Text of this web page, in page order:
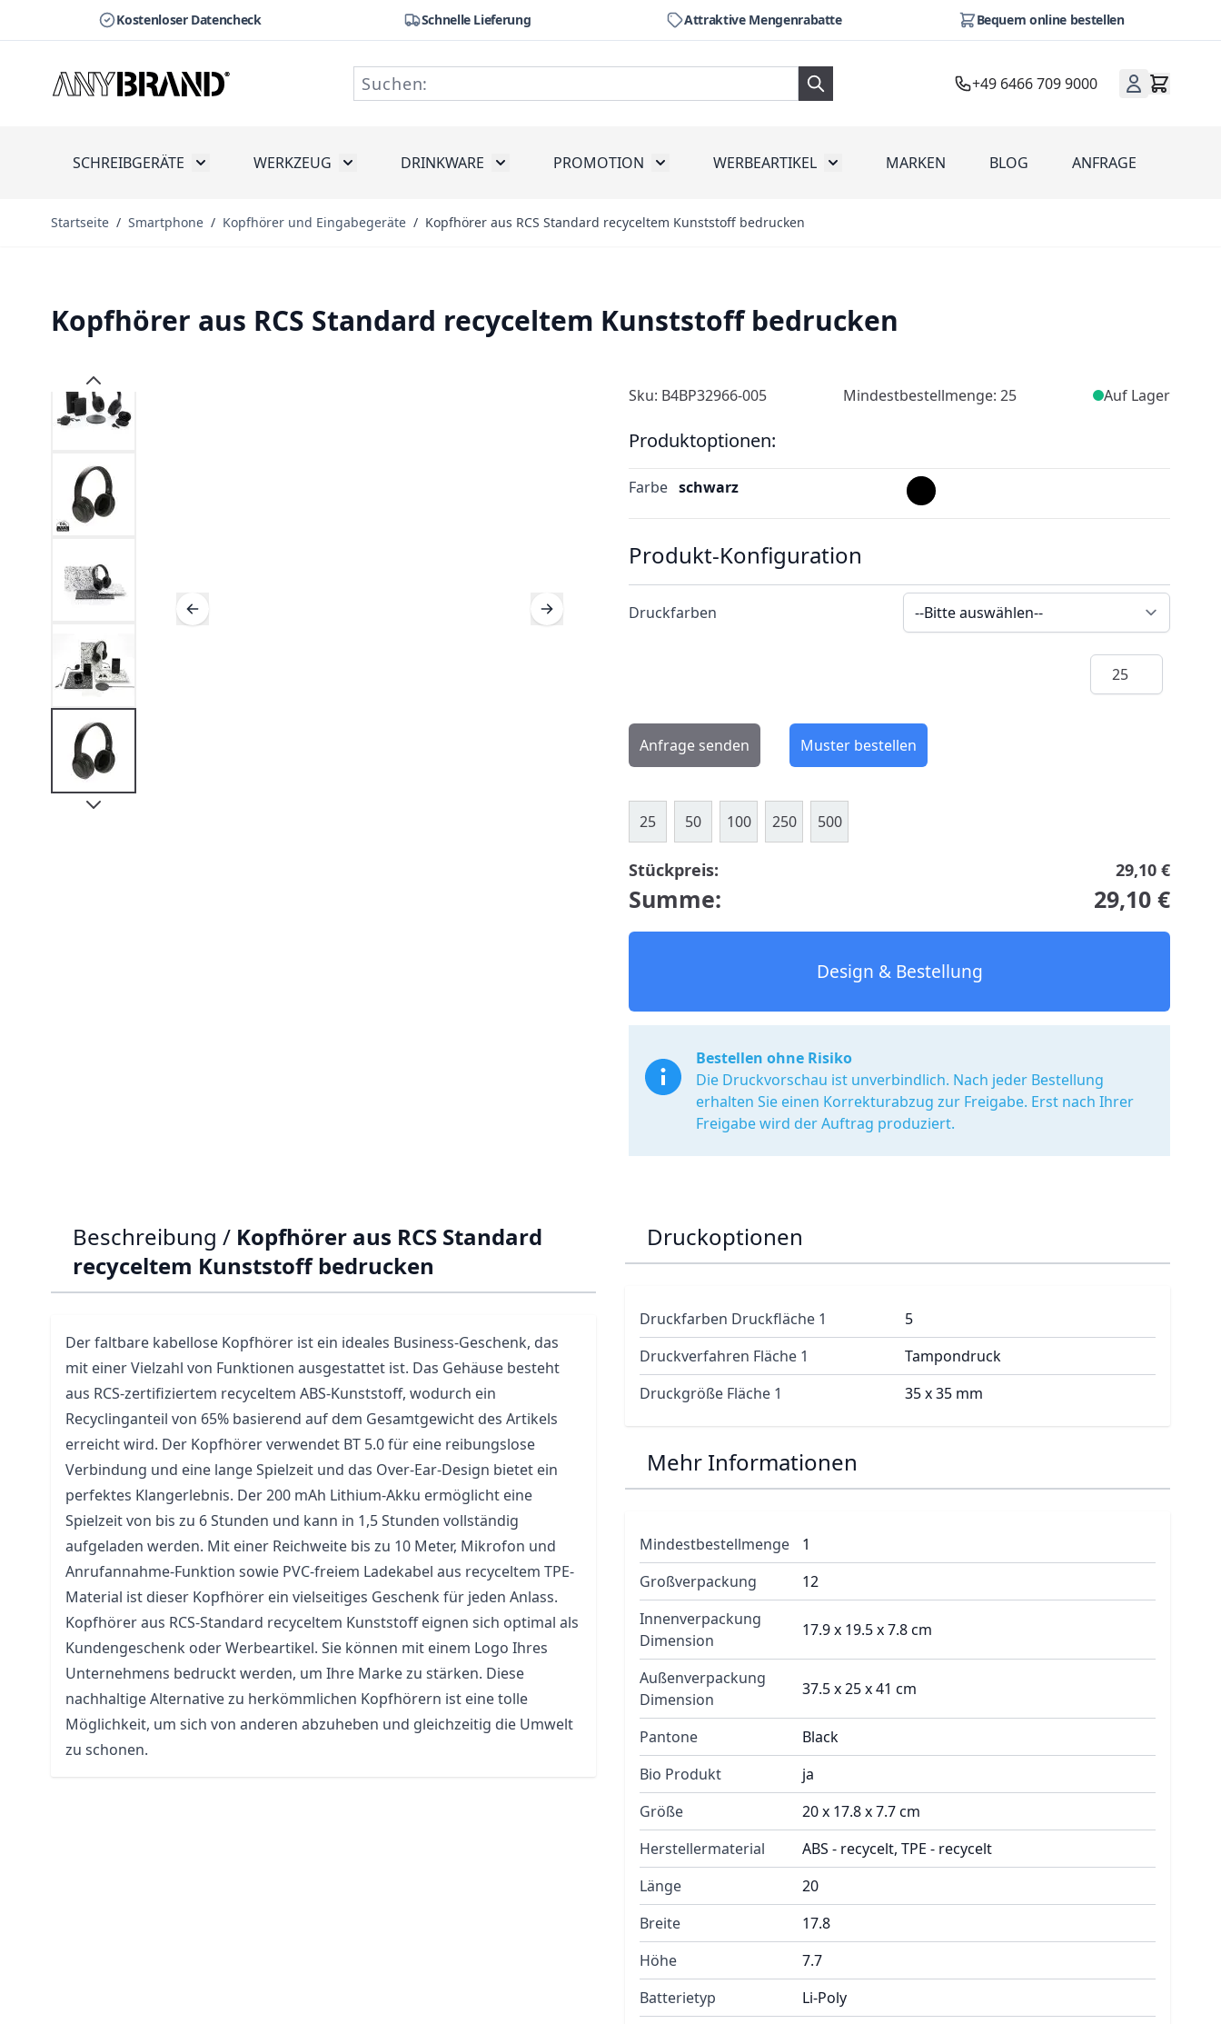
Kostenloser Datencheck Schnelle Lieferung Attraktive Mengenrabatte Bequem online bestellen
+49 6466 709 9000
SCHREIBGERÄTE Toggle submenu for Schreibgeräte
WERKZEUG Toggle submenu for Werkzeug
DRINKWARE Toggle submenu for Drinkware
PROMOTION Toggle submenu for Promotion
WERBEARTIKEL Toggle submenu for Werbeartikel
MARKEN BLOG ANFRAGE
Startseite / Smartphone / Kopfhörer und Eingabegeräte / Kopfhörer aus RCS Standard recyceltem Kunststoff bedrucken
Kopfhörer aus RCS Standard recyceltem Kunststoff bedrucken
Sku: B4BP32966-005 Mindestbestellmenge: 25 Auf Lager
Produktoptionen:
Farbe schwarz
Produkt-Konfiguration
Druckfarben
Menge
Anfrage senden Muster bestellen
25 50 100 250 500
Stückpreis: 29,10 €
Summe: 29,10 €
Design & Bestellung
Bestellen ohne Risiko
Die Druckvorschau ist unverbindlich. Nach jeder Bestellung
erhalten Sie einen Korrekturabzug zur Freigabe. Erst nach Ihrer
Freigabe wird der Auftrag produziert.
Beschreibung / Kopfhörer aus RCS Standard
recyceltem Kunststoff bedrucken
Der faltbare kabellose Kopfhörer ist ein ideales Business-Geschenk, das
mit einer Vielzahl von Funktionen ausgestattet ist. Das Gehäuse besteht
aus RCS-zertifiziertem recyceltem ABS-Kunststoff, wodurch ein
Recyclinganteil von 65% basierend auf dem Gesamtgewicht des Artikels
erreicht wird. Der Kopfhörer verwendet BT 5.0 für eine reibungslose
Verbindung und eine lange Spielzeit und das Over-Ear-Design bietet ein
perfektes Klangerlebnis. Der 200 mAh Lithium-Akku ermöglicht eine
Spielzeit von bis zu 6 Stunden und kann in 1,5 Stunden vollständig
aufgeladen werden. Mit einer Reichweite bis zu 10 Meter, Mikrofon und
Anrufannahme-Funktion sowie PVC-freiem Ladekabel aus recyceltem TPE-
Material ist dieser Kopfhörer ein vielseitiges Geschenk für jeden Anlass.
Kopfhörer aus RCS-Standard recyceltem Kunststoff eignen sich optimal als
Kundengeschenk oder Werbeartikel. Sie können mit einem Logo Ihres
Unternehmens bedruckt werden, um Ihre Marke zu stärken. Diese
nachhaltige Alternative zu herkömmlichen Kopfhörern ist eine tolle
Möglichkeit, um sich von anderen abzuheben und gleichzeitig die Umwelt
zu schonen.
Druckoptionen
Druckfarben Druckfläche 1
5
Druckverfahren Fläche 1
Tampondruck
Druckgröße Fläche 1
35 x 35 mm
Mehr Informationen
Mindestbestellmenge
1
Großverpackung
12
Innenverpackung
Dimension
17.9 x 19.5 x 7.8 cm
Außenverpackung
Dimension
37.5 x 25 x 41 cm
Pantone
Black
Bio Produkt
ja
Größe
20 x 17.8 x 7.7 cm
Herstellermaterial
ABS - recycelt, TPE - recycelt
Länge
20
Breite
17.8
Höhe
7.7
Batterietyp
Li-Poly